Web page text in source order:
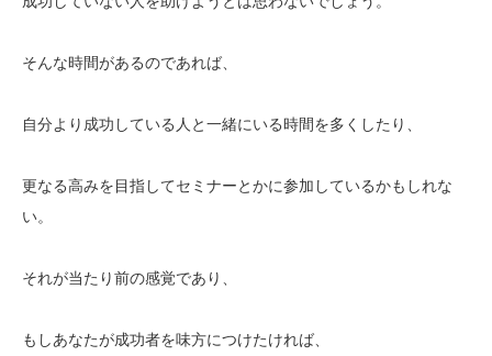
そんな時間があるのであれば、
自分より成功している人と一緒にいる時間を多くしたり、
更なる高みを目指してセミナーとかに参加しているかもしれな
い。
それが当たり前の感覚であり、
もしあなたが成功者を味方につけたければ、